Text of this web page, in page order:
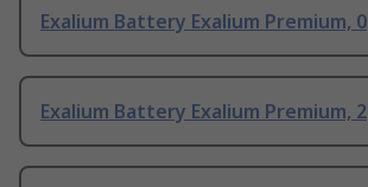
Exalium Battery Exalium Premium, 0
Exalium Battery Exalium Premium, 2